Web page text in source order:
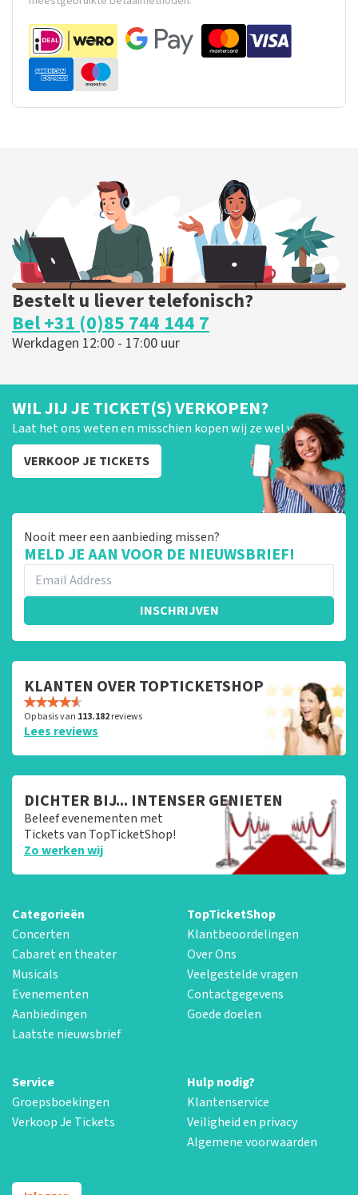
Bestelt u liever telefonisch?
Bel +31 (0)85 744 144 7
Werkdagen 12:00 - 17:00 uur
WIL JIJ JE TICKET(S) VERKOPEN?
Laat het ons weten en misschien kopen wij ze wel van je!
VERKOOP JE TICKETS
Nooit meer een aanbieding missen?
MELD JE AAN VOOR DE NIEUWSBRIEF!
INSCHRIJVEN
KLANTEN OVER TOPTICKETSHOP
Op basis van 113.182reviews
Lees reviews
DICHTER BIJ... INTENSER GENIETEN
Beleef evenementen met
Tickets van TopTicketShop!
Zo werken wij
Categorieën
Concerten
Cabaret en theater
Musicals
Evenementen
Aanbiedingen
Laatste nieuwsbrief
TopTicketShop
Klantbeoordelingen
Over Ons
Veelgestelde vragen
Contactgegevens
Goede doelen
Service
Groepsboekingen
Verkoop Je Tickets
Hulp nodig?
Klantenservice
Veiligheid en privacy
Algemene voorwaarden